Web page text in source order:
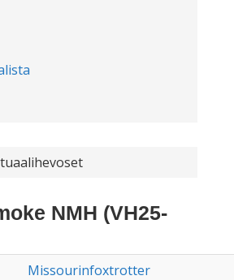
NMH (VH25-
Missourinfoxtrotter